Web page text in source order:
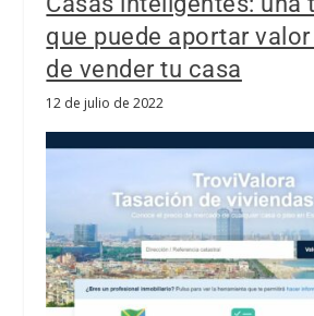
que puede aportar
de vender tu casa
12 de julio de 2022